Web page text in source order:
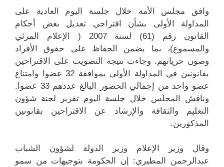
وافق مجلس الأمة خلال جلسة اليوم العادية على
المداولة الأولى بشأن اقتراحي تعديل بعض أحكام
القانون رقم (61) لسنة 2007 ( الإعلام المرئي
والمسموع)، بما يضمن الحفاظ على حقوق الأفراد
وصون حرياتهم. وجاءت نتيجة التصويت على الاقتراحين
بقانونين في المداولة الأولى بموافقة 32 عضوا وامتناع
عضو واحد من إجمالي الحضور البالغ عددهم 33 عضوا.
وناقش المجلس خلال جلسة اليوم تقرير لجنة شؤون
التعليم والثقافة والإرشاد عن الاقتراحين بقانونين
المذكورين.
وقال وزير الإعلام وزير الدولة لشؤون الشباب
عبدالرحمن المطيري: إن الحكومة بتوجيهات من سمو